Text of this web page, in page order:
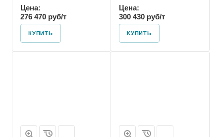
Цена:
276 470 руб/т
КУПИТЬ
Цена:
300 430 руб/т
КУПИТЬ